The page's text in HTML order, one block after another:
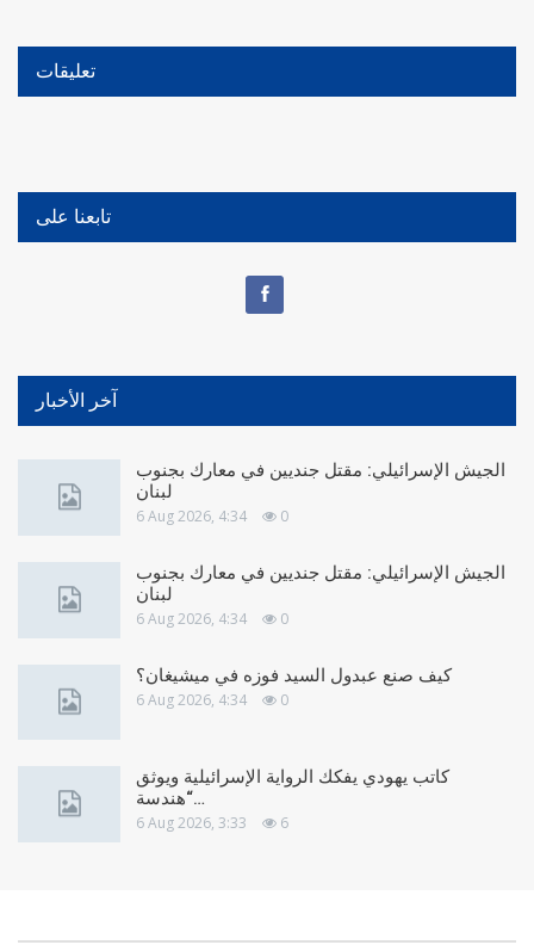
تعليقات
تابعنا على
آخر الأخبار
الجيش الإسرائيلي: مقتل جنديين في معارك بجنوب
لبنان
6 Aug 2026, 4:34 0
الجيش الإسرائيلي: مقتل جنديين في معارك بجنوب
لبنان
6 Aug 2026, 4:34 0
كيف صنع عبدول السيد فوزه في ميشيغان؟
6 Aug 2026, 4:34 0
كاتب يهودي يفكك الرواية الإسرائيلية ويوثق
“هندسة…
6 Aug 2026, 3:33 6